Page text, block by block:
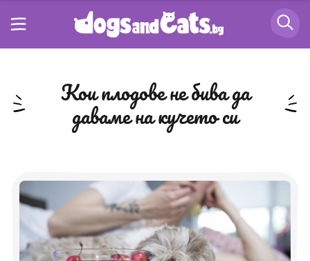
кои плодове не бива да
даваме на кучето си